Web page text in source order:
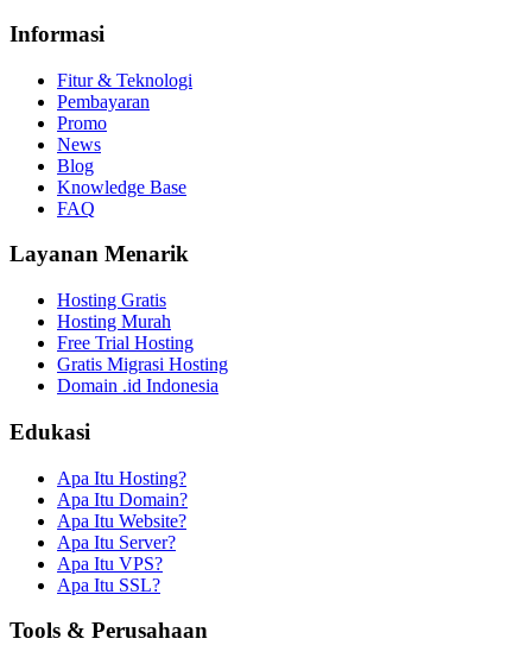
Informasi
Fitur & Teknologi
Pembayaran
Promo
News
Blog
Knowledge Base
FAQ
Layanan Menarik
Hosting Gratis
Hosting Murah
Free Trial Hosting
Gratis Migrasi Hosting
Domain .id Indonesia
Edukasi
Apa Itu Hosting?
Apa Itu Domain?
Apa Itu Website?
Apa Itu Server?
Apa Itu VPS?
Apa Itu SSL?
Tools & Perusahaan